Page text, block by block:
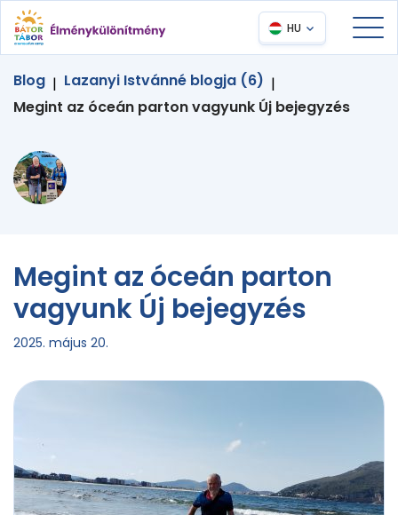
HU
Blog | Lazanyi Istvánné blogja (6) |
Megint az óceán parton vagyunk Új bejegyzés
Megint az óceán parton
vagyunk Új bejegyzés
2025. május 20.